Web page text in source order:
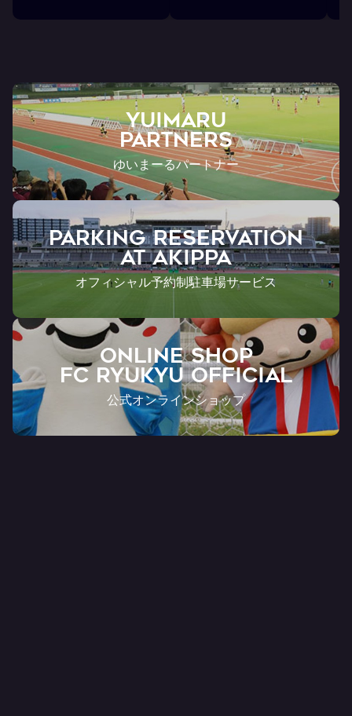
YUIMARU
Partners
ゆいまーるパートナー
PARKING RESERVATION
AT Akippa
オフィシャル予約制駐車場サービス
ONLINE SHOP
FC RYUKYU OFFICIAL
公式オンラインショップ